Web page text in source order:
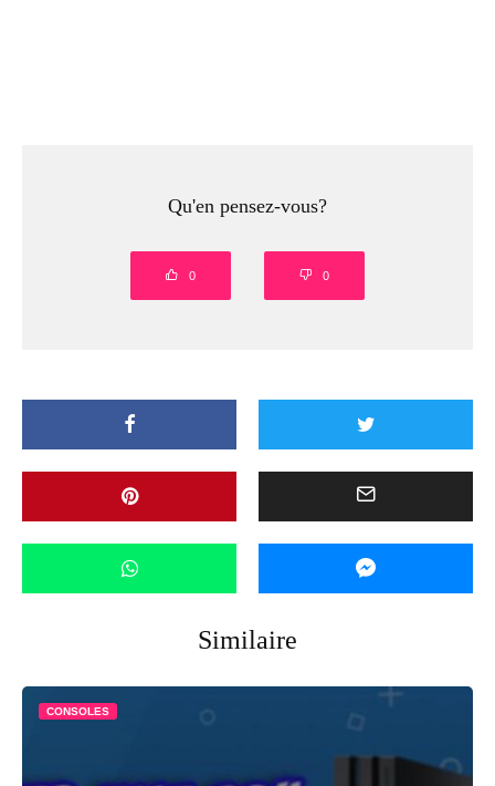
Qu'en pensez-vous?
0 0
Similaire
CONSOLES